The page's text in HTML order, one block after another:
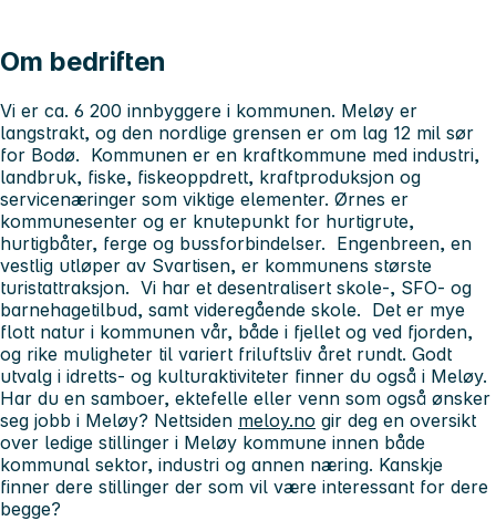
Om bedriften
Vi er ca. 6 200 innbyggere i kommunen. Meløy er
langstrakt, og den nordlige grensen er om lag 12 mil sør
for Bodø. Kommunen er en kraftkommune med industri,
landbruk, fiske, fiskeoppdrett, kraftproduksjon og
servicenæringer som viktige elementer. Ørnes er
kommunesenter og er knutepunkt for hurtigrute,
hurtigbåter, ferge og bussforbindelser. Engenbreen, en
vestlig utløper av Svartisen, er kommunens største
turistattraksjon. Vi har et desentralisert skole-, SFO- og
barnehagetilbud, samt videregående skole. Det er mye
flott natur i kommunen vår, både i fjellet og ved fjorden,
og rike muligheter til variert friluftsliv året rundt. Godt
utvalg i idretts- og kulturaktiviteter finner du også i Meløy.
Har du en samboer, ektefelle eller venn som også ønsker
seg jobb i Meløy? Nettsiden meloy.no gir deg en oversikt
over ledige stillinger i Meløy kommune innen både
kommunal sektor, industri og annen næring. Kanskje
finner dere stillinger der som vil være interessant for dere
begge?